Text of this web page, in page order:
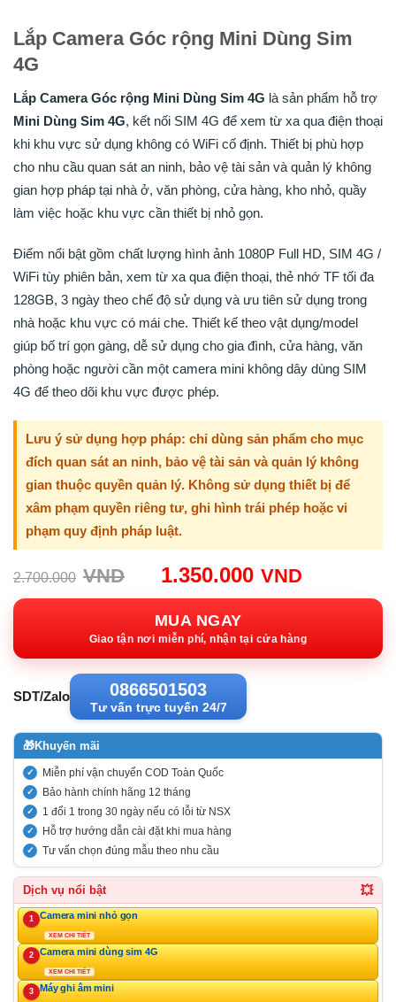
Lắp Camera Góc rộng Mini Dùng Sim
4G
Lắp Camera Góc rộng Mini Dùng Sim 4G là sản phẩm hỗ trợ
Mini Dùng Sim 4G, kết nối SIM 4G để xem từ xa qua điện thoại
khi khu vực sử dụng không có WiFi cố định. Thiết bị phù hợp
cho nhu cầu quan sát an ninh, bảo vệ tài sản và quản lý không
gian hợp pháp tại nhà ở, văn phòng, cửa hàng, kho nhỏ, quầy
làm việc hoặc khu vực cần thiết bị nhỏ gọn.
Điểm nổi bật gồm chất lượng hình ảnh 1080P Full HD, SIM 4G /
WiFi tùy phiên bản, xem từ xa qua điện thoại, thẻ nhớ TF tối đa
128GB, 3 ngày theo chế độ sử dụng và ưu tiên sử dụng trong
nhà hoặc khu vực có mái che. Thiết kế theo vật dụng/model
giúp bố trí gọn gàng, dễ sử dụng cho gia đình, cửa hàng, văn
phòng hoặc người cần một camera mini không dây dùng SIM
4G để theo dõi khu vực được phép.
Lưu ý sử dụng hợp pháp: chỉ dùng sản phẩm cho mục
đích quan sát an ninh, bảo vệ tài sản và quản lý không
gian thuộc quyền quản lý. Không sử dụng thiết bị để
xâm phạm quyền riêng tư, ghi hình trái phép hoặc vi
phạm quy định pháp luật.
2.700.000 VND
Giá
gốc:
2.700.000VND.
1.350.000 VND
hiện
MUA NGAY
Giao tận nơi miễn phí, nhận tại cửa hàng
SDT/Zalo 0866501503
Tư vấn trực tuyến 24/7
🎁Khuyến mãi
Miễn phí vận chuyển COD Toàn Quốc
Bảo hành chính hãng 12 tháng
1 đổi 1 trong 30 ngày nếu có lỗi từ NSX
Hỗ trợ hướng dẫn cài đặt khi mua hàng
Tư vấn chọn đúng mẫu theo nhu cầu
Dịch vụ nổi bật 💥
1 Camera mini nhỏ gọn
XEM CHI TIẾT
2 Camera mini dùng sim 4G
XEM CHI TIẾT
3 Máy ghi âm mini